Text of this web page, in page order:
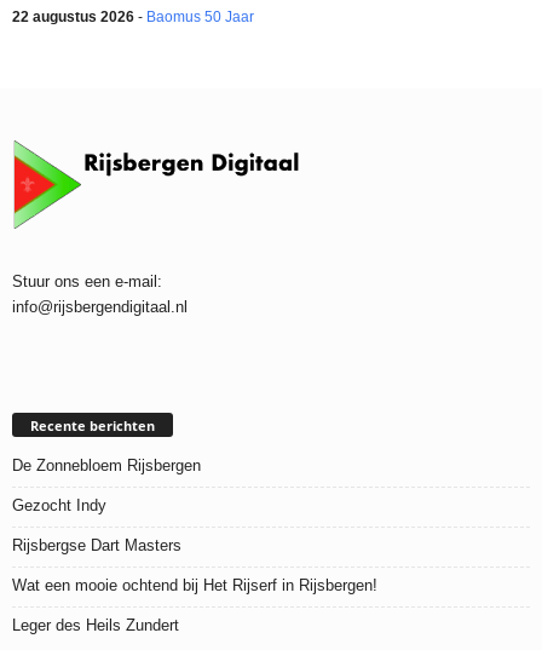
22 augustus 2026 - Baomus 50 Jaar
Stuur ons een e-mail:
info@rijsbergendigitaal.nl
Recente berichten
De Zonnebloem Rijsbergen
Gezocht Indy
Rijsbergse Dart Masters
Wat een mooie ochtend bij Het Rijserf in Rijsbergen!
Leger des Heils Zundert